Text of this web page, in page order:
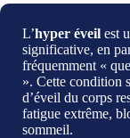
L’hyper éveil est
significative, en
fréquemment «
». Cette condition
d’éveil du corps
fatigue extrême,
sommeil.